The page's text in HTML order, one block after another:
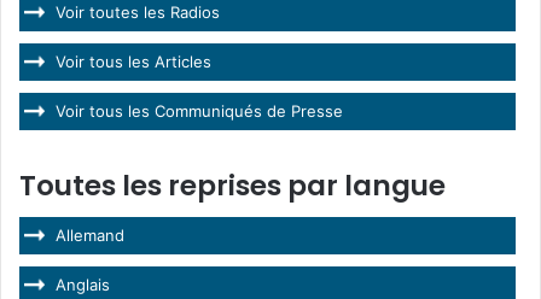
Voir toutes les Radios
Voir tous les Articles
Voir tous les Communiqués de Presse
Toutes les reprises par langue
Allemand
Anglais